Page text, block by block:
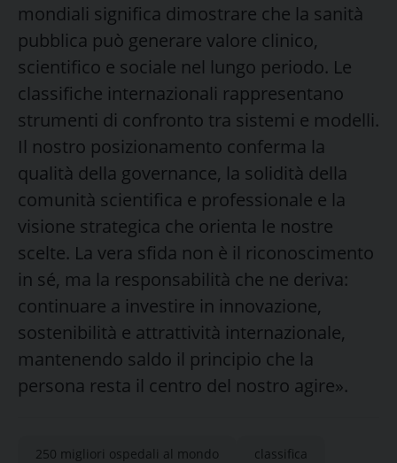
mondiali significa dimostrare che la sanità
pubblica può generare valore clinico,
scientifico e sociale nel lungo periodo. Le
classifiche internazionali rappresentano
strumenti di confronto tra sistemi e modelli.
Il nostro posizionamento conferma la
qualità della governance, la solidità della
comunità scientifica e professionale e la
visione strategica che orienta le nostre
scelte. La vera sfida non è il riconoscimento
in sé, ma la responsabilità che ne deriva:
continuare a investire in innovazione,
sostenibilità e attrattività internazionale,
mantenendo saldo il principio che la
persona resta il centro del nostro agire».
250 migliori ospedali al mondo classifica